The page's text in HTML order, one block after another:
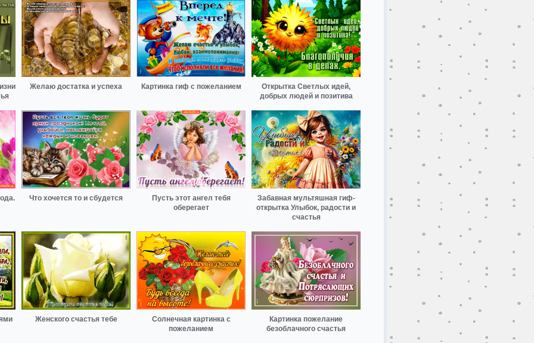
Желаю достатка и успеха Картинка гиф с пожеланием
Открытка Светлых идей,
добрых людей и позитива
Что хочется то и сбудется
Пусть этот ангел тебя
оберегает
Забавная мультяшная гиф-
открытка Улыбок, радости и
счастья
Женского счастья тебе
Солнечная картинка с
пожеланием
Картинка пожелание
безоблачного счастья